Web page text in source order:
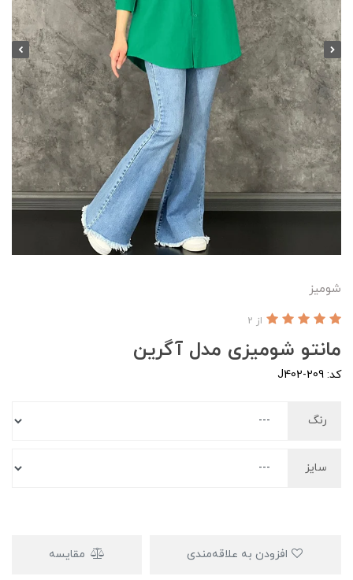
شومیز
مانتو شومیزی مدل آگرین
از 2
کد: J402-209
رنگ
سایز
مقایسه